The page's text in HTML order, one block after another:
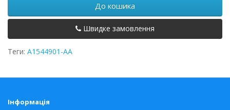
До кошика
Швидке замовлення
Теги: A1544901-AA
Інформація